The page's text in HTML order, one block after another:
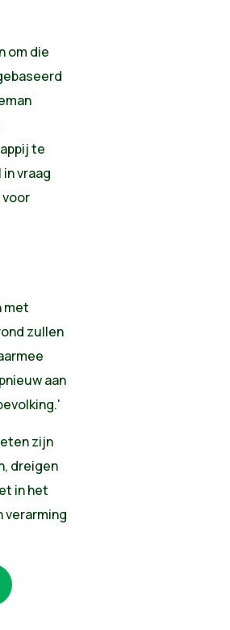
om die
te
vraag
met
zullen
aan
zijn
dreigen
in het
verarming